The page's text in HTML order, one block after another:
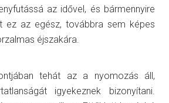
az idővel, és bármennyire
ez az egész, továbbra sem képes
éjszakára.
tehát az a nyomozás áll,
igyekeznek bizonyítani.